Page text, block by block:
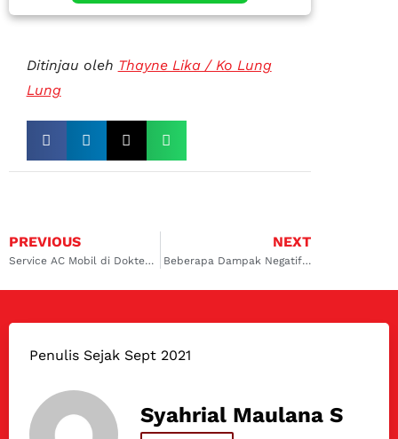
Ditinjau oleh Thayne Lika / Ko Lung
Lung
PREVIOUS
Service AC Mobil di Dokter Mobil Kalimalang: Andalan Warga Duren Sawit, Bekasi, dan Sekitarnya
NEXT
Beberapa Dampak Negatif AC Mobil Jarang Dipakai
Penulis Sejak Sept 2021
Syahrial Maulana S